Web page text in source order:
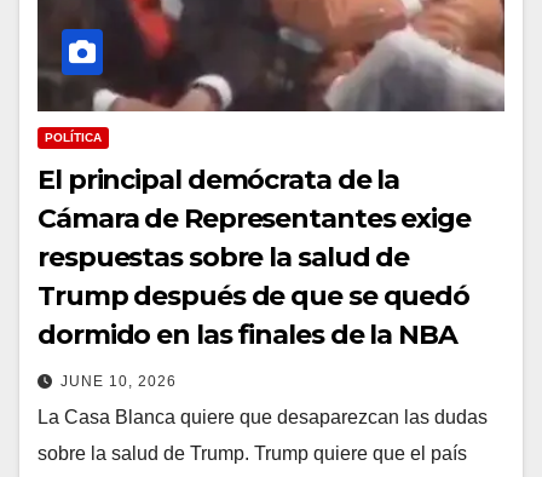
POLÍTICA
El principal demócrata de la
Cámara de Representantes exige
respuestas sobre la salud de
Trump después de que se quedó
dormido en las finales de la NBA
JUNE 10, 2026
La Casa Blanca quiere que desaparezcan las dudas
sobre la salud de Trump. Trump quiere que el país